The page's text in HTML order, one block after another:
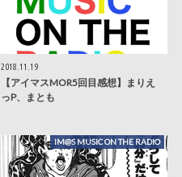
2018.11.19
【アイマスMOR5回目感想】まりえ
っP、まとも
IM@S MUSIC ON THE RADIO